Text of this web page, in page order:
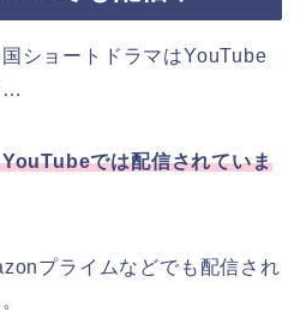
ショートドラマはYouTube
…
では配信されていま
プライムなどでも配信され